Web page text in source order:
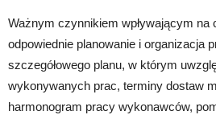
Ważnym czynnikiem wpływającym na
odpowiednie planowanie i organizacja
szczegółowego planu, w którym
wykonywanych prac, terminy dostaw
harmonogram pracy wykonawców,